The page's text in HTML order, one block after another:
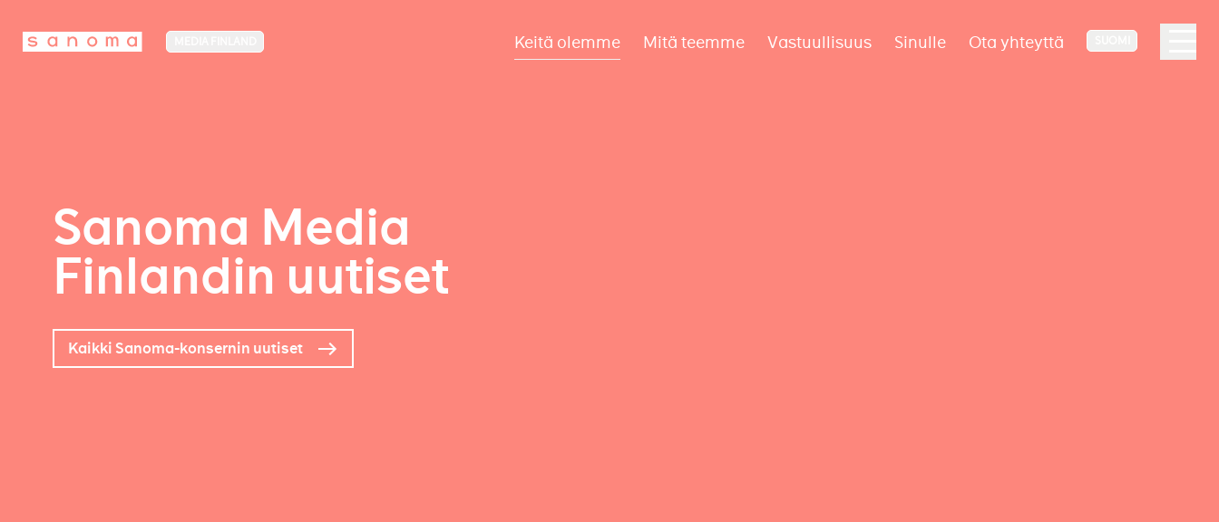
Keitä olemme Mitä teemme Vastuullisuus Sinulle Ota yhteyttä
Sanoma Media
Finlandin uutiset
Kaikki Sanoma-konsernin uutiset